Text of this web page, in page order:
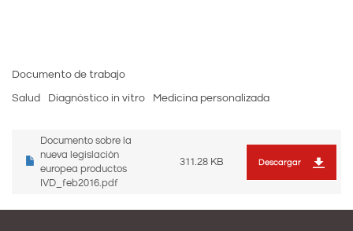
Documento de trabajo
Salud Diagnóstico in vitro Medicina personalizada
Documento sobre la
nueva legislación
europea productos
IVD_feb2016.pdf
311.28 KB Descargar